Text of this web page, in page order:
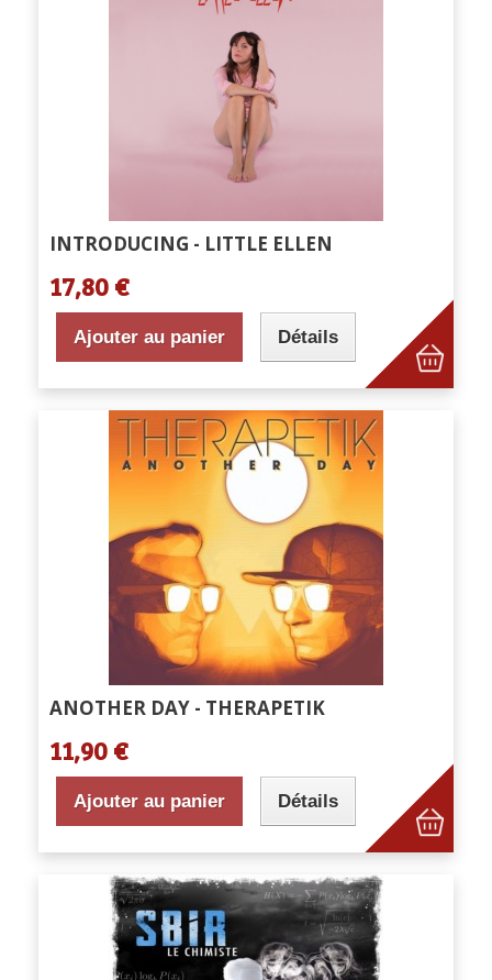
INTRODUCING - LITTLE ELLEN
17,80 €
Ajouter au panier Détails
ANOTHER DAY - THERAPETIK
11,90 €
Ajouter au panier Détails